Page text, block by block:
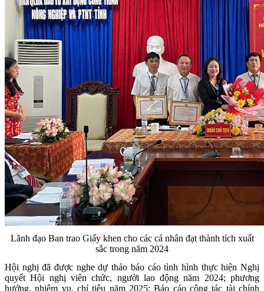
Lãnh đạo Ban trao Giấy khen cho các cá nhân đạt thành tích xuất
sắc trong năm 2024
Hội nghị đã được nghe dự thảo báo cáo tình hình thực hiện Nghị
quyết Hội nghị viên chức, người lao động năm 2024; phương
hướng, nhiệm vụ, chỉ tiêu năm 2025; Báo cáo công tác tài chính